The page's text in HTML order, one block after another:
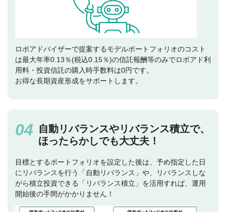
ロボアドバイザーで提案するモデルポートフォリオのコスト
は最大年率0.13％(税込0.15％)の信託報酬等のみでロボアド利
用料・投資信託の購入時手数料は0円です。
お得な長期資産形成をサポートします。
自動リバランスやリバランス積立で、
ほったらかしでも大丈夫！
目標とするポートフォリオを設定した後は、予め指定した日
にリバランスを行う「自動リバランス」や、リバランスしな
がら積立投資できる「リバランス積立」を活用すれば、運用
開始後の手間がかかりません！